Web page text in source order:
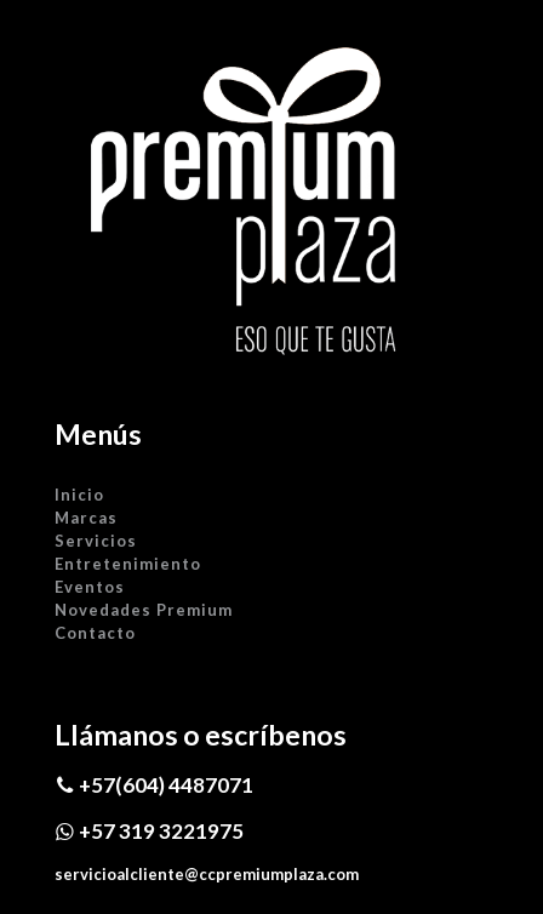
Menús
Inicio
Marcas
Servicios
Entretenimiento
Eventos
Novedades Premium
Contacto
Llámanos o escríbenos
+57(604) 4487071
+57 319 3221975
servicioalcliente@ccpremiumplaza.com